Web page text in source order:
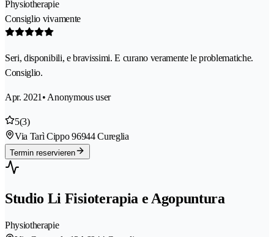
Physiotherapie
Consiglio vivamente
Seri, disponibili, e bravissimi. E curano veramente le problematiche.
Consiglio.
Apr. 2021 • Anonymous user
5(3)
Via Tarì Cippo 96944 Cureglia
Termin reservieren
Studio Li Fisioterapia e Agopuntura
Physiotherapie